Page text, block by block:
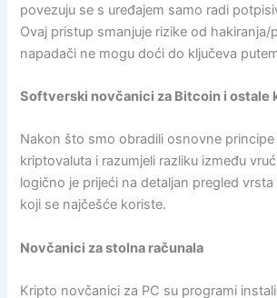
povezuju se s uređajem samo radi
Ovaj pristup smanjuje rizike od hakiranja/
napadači ne mogu doći do ključeva
Softverski novčanici za Bitcoin i ostale
Nakon što smo obradili osnovne
kriptovaluta i razumjeli razliku između
logično je prijeći na detaljan pregled
koji se najčešće koriste.
Novčanici za stolna računala
Kripto novčanici za PC su programi